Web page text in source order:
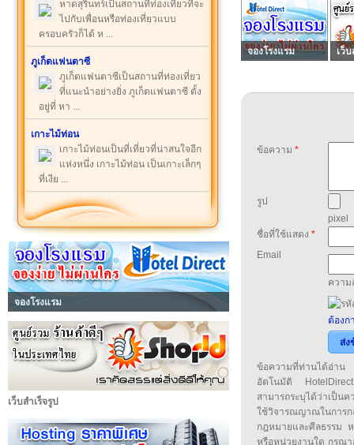
หาดสุรินทร์เป็นสถานที่ท่องเที่ยวที่จะ
ไปกับเพื่อนหรือท่องเที่ยวแบบ
ครอบครัวก็ได้ ห ...
ภูเก็ตแฟนตาซี
ภูเก็ตแฟนตาซีเป็นสถานที่ท่องเที่ยว
ที่แนะนำอย่างยิ่ง ภูเก็ตแฟนตาซี ตั้ง
อยู่ที่ หา ...
เกาะไม้ท่อน
เกาะไม้ท่อนเป็นที่เที่ยวที่น่าสนใจอีก
แห่งหนึ่ง เกาะไม้ท่อน เป็นเกาะเล็กๆ
ที่เงีย ...
จองโรงแรม
เว็บสำเร็จรูป
จองโรงแรม เว็
ข้อความ *
รูป
pixel
ชื่อที่ใช้แสดง *
Email
ความ
ต้องก
ส่ง
ข้อความที่ท่านได้อ่าน
อัตโนมัติ
สามารถระบุได้ว่าเป็น
ใช้วิจารณญาณในกา
กฎหมายและศีลธรรม
หรือหน่วยงานใด กรุณา